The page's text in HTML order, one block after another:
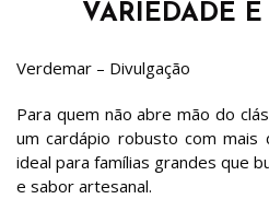
VARIEDADE
Verdemar – Divulgação
Para quem não abre mão do
um cardápio robusto com mais
ideal para famílias grandes que
e sabor artesanal.